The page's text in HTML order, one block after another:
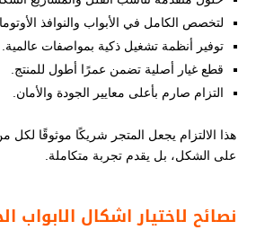
لتخصص الكامل في الأبواب والنوافذ
توفير أنظمة تشغيل ذكية بمواصفات عالمية.
قطع غيار أصلية تضمن عمرًا أطول للمنتج.
التزام صارم بأعلى معايير الجودة والأمان.
هذا الالتزام يجعل المتجر شريكًا موثوقًا
على الشكل، بل يقدم تجربة متكاملة.
نصائح لاختيار اشكال الابواب